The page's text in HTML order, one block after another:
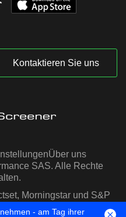
Kontaktieren Sie uns
Über uns
SAS. Alle Rechte
Morningstar und S&P
gestellt
- am Tag ihrer